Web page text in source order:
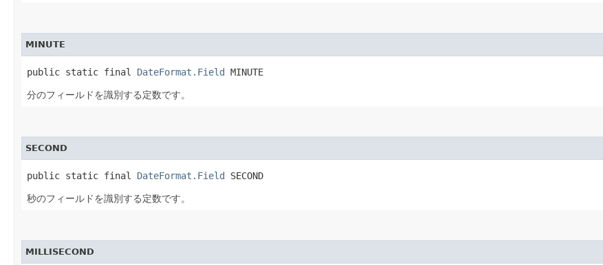
MINUTE
public static final DateFormat.Field MINUTE
分のフィールドを識別する定数です。
SECOND
public static final DateFormat.Field SECOND
秒のフィールドを識別する定数です。
MILLISECOND